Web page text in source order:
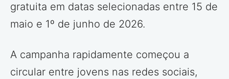
gratuita em datas selecionadas entre 15 de
maio e 1º de junho de 2026.
A campanha rapidamente começou a
circular entre jovens nas redes sociais,